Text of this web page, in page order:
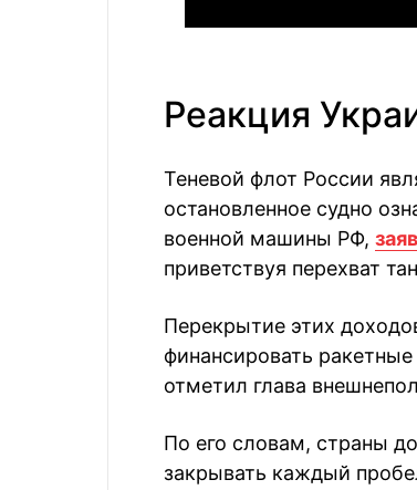
Реакция
Теневой флот России
остановленное судно
военной машины РФ,
приветствуя перехват
Перекрытие этих
финансировать
отметил глава
По его словам, страны
закрывать каждый